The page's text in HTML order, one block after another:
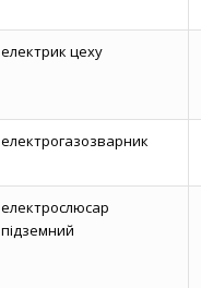
електрик цеху
електрогазозварник
електрослюсар
підземний